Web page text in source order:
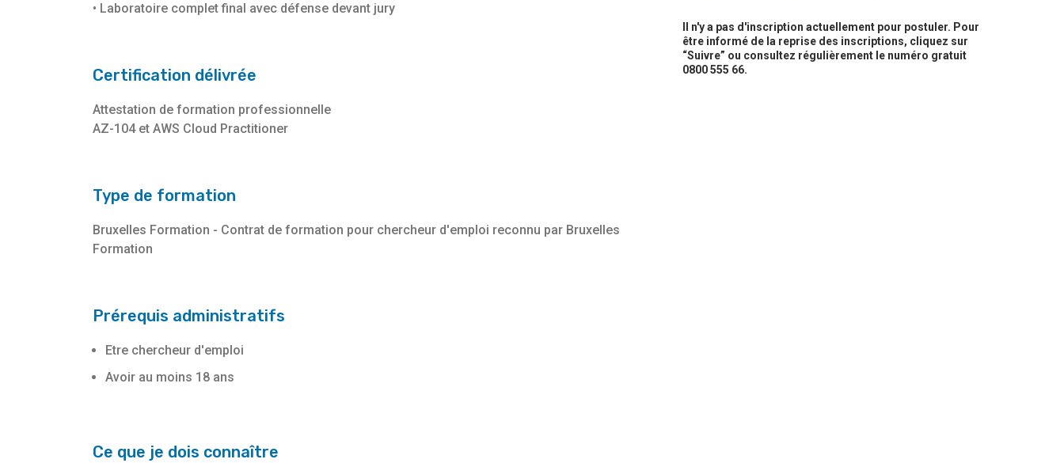
• Laboratoire complet final avec défense devant jury
Certification délivrée
Attestation de formation professionnelle
AZ-104 et AWS Cloud Practitioner
Type de formation
Bruxelles Formation - Contrat de formation pour chercheur d'emploi reconnu par Bruxelles
Formation
Prérequis administratifs
Etre chercheur d'emploi
Avoir au moins 18 ans
Ce que je dois connaître
Il n'y a pas d'inscription actuellement pour postuler. Pour
être informé de la reprise des inscriptions, cliquez sur
“Suivre” ou consultez régulièrement le numéro gratuit
0800 555 66.